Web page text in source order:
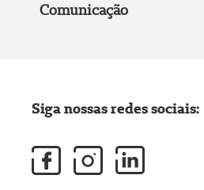
Comunicação
Siga nossas redes sociais: